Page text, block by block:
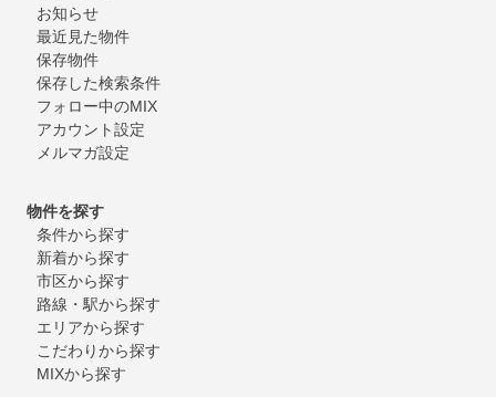
お知らせ
最近見た物件
保存物件
保存した検索条件
フォロー中のMIX
アカウント設定
メルマガ設定
物件を探す
条件から探す
新着から探す
市区から探す
路線・駅から探す
エリアから探す
こだわりから探す
MIXから探す